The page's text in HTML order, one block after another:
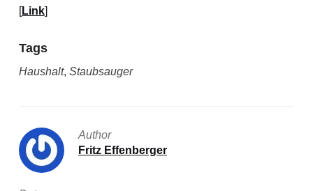
[Link]
Tags
Haushalt, Staubsauger
Author
Fritz Effenberger